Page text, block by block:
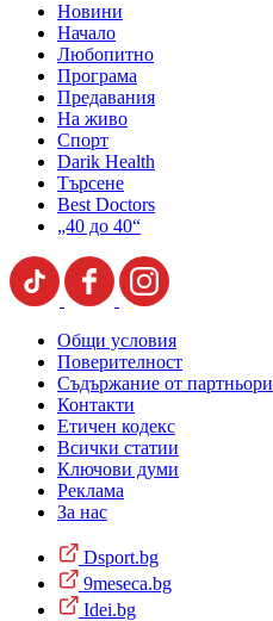
Новини
Начало
Любопитно
Програма
Предавания
На живо
Спорт
Darik Health
Търсене
Best Doctors
„40 до 40“
Общи условия
Поверителност
Съдържание от партньори
Контакти
Етичен кодекс
Всички статии
Ключови думи
Реклама
За нас
Dsport.bg
9meseca.bg
Idei.bg